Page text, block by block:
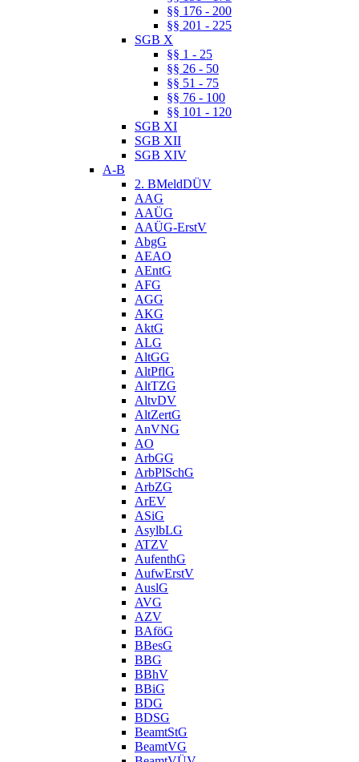
§§ 176 - 200
§§ 201 - 225
SGB X
§§ 1 - 25
§§ 26 - 50
§§ 51 - 75
§§ 76 - 100
§§ 101 - 120
SGB XI
SGB XII
SGB XIV
A-B
2. BMeldDÜV
AAG
AAÜG
AAÜG-ErstV
AbgG
AEAO
AEntG
AFG
AGG
AKG
AktG
ALG
AltGG
AltPflG
AltTZG
AltvDV
AltZertG
AnVNG
AO
ArbGG
ArbPlSchG
ArbZG
ArEV
ASiG
AsylbLG
ATZV
AufenthG
AufwErstV
AuslG
AVG
AZV
BAföG
BBesG
BBG
BBhV
BBiG
BDG
BDSG
BeamtStG
BeamtVG